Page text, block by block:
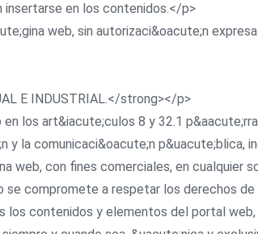
insertarse en los contenidos.</p>
web, sin autorizaci&oacute;n expresa
E INDUSTRIAL.</strong></p>
los art&iacute;culos 8 y 32.1
la comunicaci&oacute;n p&uacute;blica,
con fines comerciales, en cualquier
se compromete a respetar los derechos
los contenidos y elementos del portal